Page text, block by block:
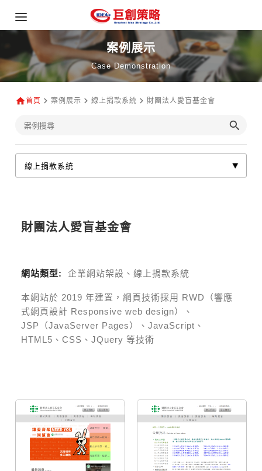
案例展示
Case Demonstration
首頁 案例展示 線上捐款系統 財團法人愛盲基金會
財團法人愛盲基金會
網站類型: 企業網站架設、線上捐款系統
本網站於 2019 年建置，網頁技術採用 RWD（響應
式網頁設計 Responsive web design）、
JSP（JavaServer Pages）、JavaScript、
HTML5、CSS、JQuery 等技術